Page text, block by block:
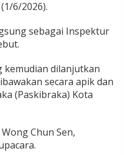
6/2026).
sebagai Inspektur
kemudian dilanjutkan
secara apik dan
(Paskibraka) Kota
Chun Sen,